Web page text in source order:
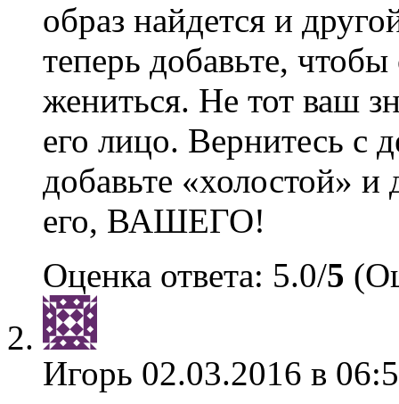
образ найдется и
теперь добавьте,
жениться. Не тот ваш
его лицо. Вернитесь с
добавьте «холостой»
его, ВАШЕГО!
Оценка ответа: 5.0/5
Игорь 02.03.2016 в